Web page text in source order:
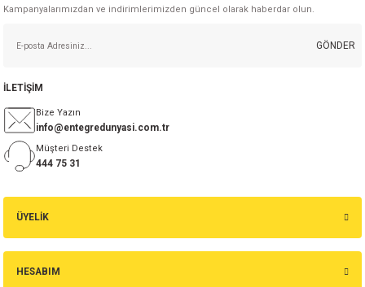
Kampanyalarımızdan ve indirimlerimizden güncel olarak haberdar olun.
GÖNDER
ÜYELİK
HESABIM
İLETİŞİM
Bize Yazın
info@entegredunyasi.com.tr
Müşteri Destek
444 75 31